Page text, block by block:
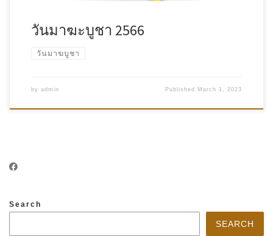
วันมาฆะบูชา 2566
วันมาฆบูชา
by admin Published March 1, 2023
Search
SEARCH